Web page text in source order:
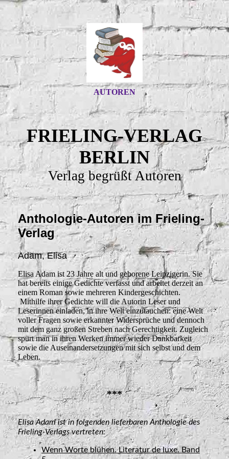
AUTOREN
FRIELING-VERLAG
BERLIN
Verlag begrüßt Autoren
Anthologie-Autoren im Frieling-
Verlag
Adam, Elisa
Elisa Adam ist 23 Jahre alt und geborene Leipzigerin. Sie
hat bereits einige Gedichte verfasst und arbeitet derzeit an
einem Roman sowie mehreren Kindergeschichten.
Mithilfe ihrer Gedichte will die Autorin Leser und
Leserinnen einladen, in ihre Welt einzutauchen: eine Welt
voller Fragen sowie erkannter Widersprüche und dennoch
mit dem ganz großen Streben nach Gerechtigkeit. Zugleich
spürt man in ihren Werken immer wieder Dankbarkeit
sowie die Auseinandersetzungen mit sich selbst und dem
Leben.
***
Elisa Adam ist in folgenden lieferbaren Anthologie des
Frieling-Verlags vertreten:
Wenn Worte blühen. Literatur de luxe. Band